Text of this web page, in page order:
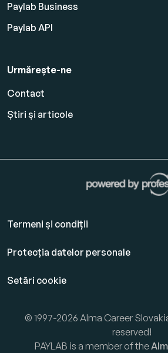
Paylab Business
Paylab API
Urmărește-ne
Contact
Știri și articole
Termeni și condiții
Protecția datelor personale
Setări cookie
© 1997-2026 Alma Career
reserved!
PAYLAB is a member of the